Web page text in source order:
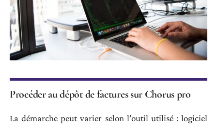
Procéder au dépôt de factures sur Chorus pro
La démarche peut varier selon l’outil utilisé : logiciel